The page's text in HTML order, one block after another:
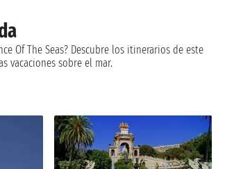
Of The Seas? Descubre los itinerarios de este
vacaciones sobre el mar.